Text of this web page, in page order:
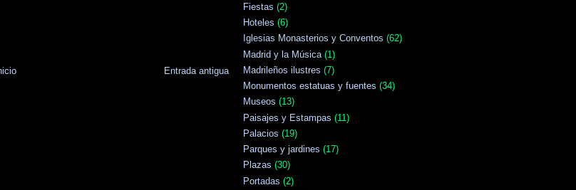
Entrada antigua
Fiestas (2)
Hoteles (6)
Iglesias Monasterios y Conventos (62)
Madrid y la Música (1)
Madrileños ilustres (7)
Monumentos estatuas y fuentes (34)
Museos (13)
Paisajes y Estampas (11)
Palacios (19)
Parques y jardines (17)
Plazas (30)
Portadas (2)